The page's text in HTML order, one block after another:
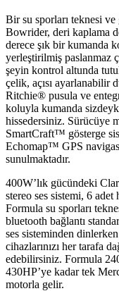
Bir su sporları teknesi
Bowrider, deri kaplama
derece şık bir kumanda
yerleştirilmiş paslanmaz
şeyin kontrol altunda
çelik, açısı ayarlanabilir
Ritchie® pusula ve
koluyla kumanda
hissedersiniz. Sürücüye
SmartCraft™ gösterge
Echomap™ GPS
sunulmaktadır.
400W’lık gücündeki
stereo ses sistemi, 6
Formula su sporları
bluetooth bağlantı
ses sisteminden dinlerken
cihazlarınızı her tarafa
edebilirsiniz. Formula
430HP’ye kadar tek
motorla gelir.